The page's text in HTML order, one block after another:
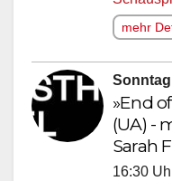
mehr
»End
(UA) -
Sarah
16:30